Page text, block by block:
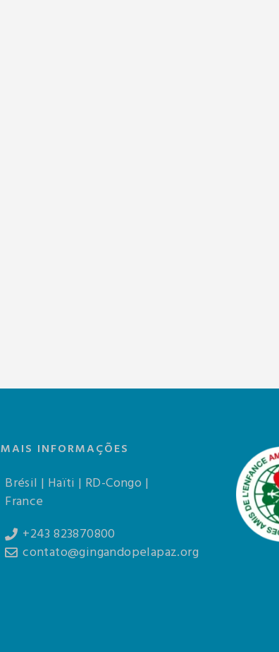
MAIS INFORMAÇÕES
Brésil | Haïti | RD-Congo |
France
+243 823870800
contato@gingandopelapaz.org